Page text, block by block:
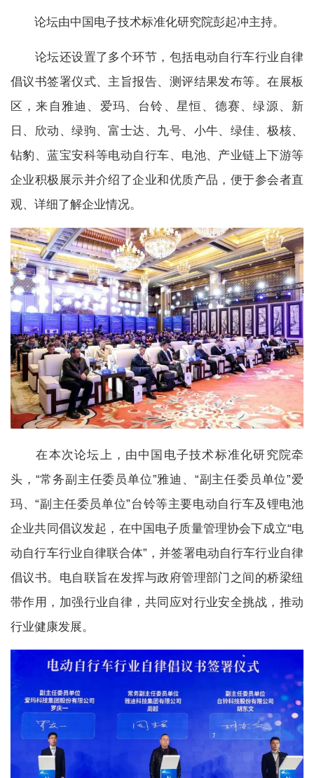
论坛由中国电子技术标准化研究院彭起冲主持。
论坛还设置了多个环节，包括电动自行车行业自律
倡议书签署仪式、主旨报告、测评结果发布等。在展板
区，来自雅迪、爱玛、台铃、星恒、德赛、绿源、新
日、欣动、绿驹、富士达、九号、小牛、绿佳、极核、
钻豹、蓝宝安科等电动自行车、电池、产业链上下游等
企业积极展示并介绍了企业和优质产品，便于参会者直
观、详细了解企业情况。
在本次论坛上，由中国电子技术标准化研究院牵
头，“常务副主任委员单位”雅迪、“副主任委员单位”爱
玛、“副主任委员单位”台铃等主要电动自行车及锂电池
企业共同倡议发起，在中国电子质量管理协会下成立“电
动自行车行业自律联合体”，并签署电动自行车行业自律
倡议书。电自联旨在发挥与政府管理部门之间的桥梁纽
带作用，加强行业自律，共同应对行业安全挑战，推动
行业健康发展。